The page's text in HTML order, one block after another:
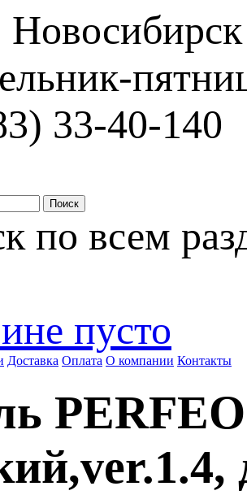
Новосибирск
33-40-140
Поиск
по всем
пусто
Доставка Оплата О компании Контакты